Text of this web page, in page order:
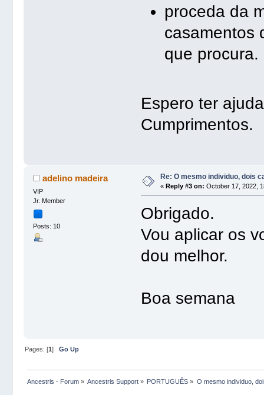
proceda da
casamentos
que procura.
Espero ter
Cumprimentos.
adelino madeira
VIP
Jr. Member
Posts: 10
Re: O mesmo individuo, dois
« Reply #3 on: October 17, 2022,
Obrigado.
Vou aplicar os
dou melhor.
Boa semana
Pages: [1] Go Up
Ancestris - Forum» Ancestris Support » PORTUGUÊS » O mesmo individuo,